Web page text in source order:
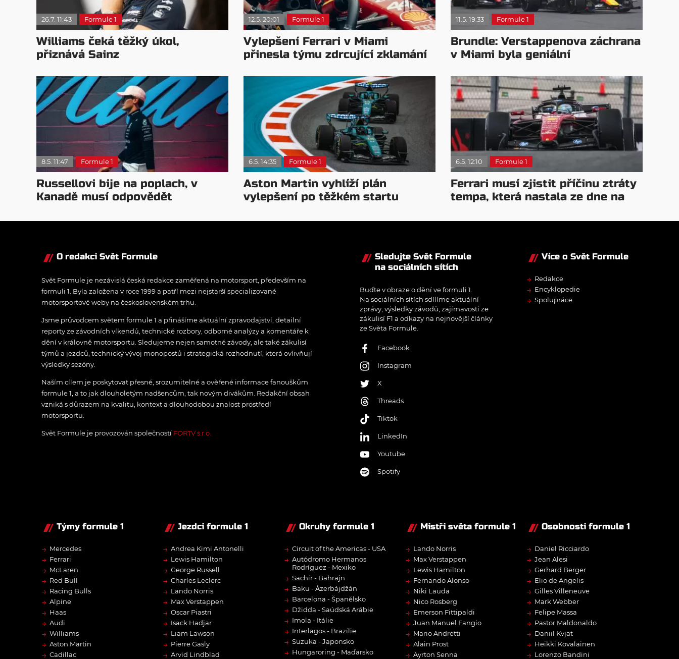
26.7. 11:43 Formule 1
Williams čeká těžký úkol,
přiznává Sainz
12.5. 20:01 Formule 1
Vylepšení Ferrari v Miami
přinesla týmu zdrcující zklamání
11.5. 19:33 Formule 1
Brundle: Verstappenova záchrana
v Miami byla geniální
8.5. 11:47 Formule 1
Russellovi bije na poplach, v
Kanadě musí odpovědět
6.5. 14:35 Formule 1
Aston Martin vyhlíží plán
vylepšení po těžkém startu
6.5. 12:10 Formule 1
Ferrari musí zjistit příčinu ztráty
tempa, která nastala ze dne na
O redakci Svět Formule
Svět Formule je nezávislá česká redakce zaměřená na motorsport, především na
formuli 1. Byla založena v roce 1999 a patří mezi nejstarší specializované
motorsportové weby na československém trhu.
Jsme průvodcem světem formule 1 a přinášíme aktuální zpravodajství, detailní
reporty ze závodních víkendů, technické rozbory, odborné analýzy a komentáře k
dění v královně motorsportu. Sledujeme nejen samotné závody, ale také zákulisí
týmů a jezdců, technický vývoj monopostů i strategická rozhodnutí, která ovlivňují
výsledky sezóny.
Naším cílem je poskytovat přesné, srozumitelné a ověřené informace fanouškům
formule 1, a to jak dlouholetým nadšencům, tak novým divákům. Redakční obsah
vzniká s důrazem na kvalitu, kontext a dlouhodobou znalost prostředí
motorsportu.
Svět Formule je provozován společností FORTV s.r.o.
Sledujte Svět Formule
na sociálních sítích
Buďte v obraze o dění ve formuli 1.
Na sociálních sítích sdílíme aktuální
zprávy, výsledky závodů, zajímavosti ze
zákulisí F1 a odkazy na nejnovější články
ze Světa Formule.
Facebook
Instagram
X
Threads
Tiktok
LinkedIn
Youtube
Spotify
Více o Svět Formule
→ Redakce
→ Encyklopedie
→ Spolupráce
Týmy formule 1
→ Mercedes
→ Ferrari
→ McLaren
→ Red Bull
→ Racing Bulls
→ Alpine
→ Haas
→ Audi
→ Williams
→ Aston Martin
→ Cadillac
Jezdci formule 1
→ Andrea Kimi Antonelli
→ Lewis Hamilton
→ George Russell
→ Charles Leclerc
→ Lando Norris
→ Max Verstappen
→ Oscar Piastri
→ Isack Hadjar
→ Liam Lawson
→ Pierre Gasly
→ Arvid Lindblad
Okruhy formule 1
→ Circuit of the Americas - USA
→ Autódromo Hermanos
Rodríguez - Mexiko
→ Sachír - Bahrajn
→ Baku - Ázerbájdžán
→ Barcelona - Španělsko
→ Džidda - Saúdská Arábie
→ Imola - Itálie
→ Interlagos - Brazílie
→ Suzuka - Japonsko
→ Hungaroring - Maďarsko
Mistři světa formule 1
→ Lando Norris
→ Max Verstappen
→ Lewis Hamilton
→ Fernando Alonso
→ Niki Lauda
→ Nico Rosberg
→ Emerson Fittipaldi
→ Juan Manuel Fangio
→ Mario Andretti
→ Alain Prost
→ Ayrton Senna
Osobnosti formule 1
→ Daniel Ricciardo
→ Jean Alesi
→ Gerhard Berger
→ Elio de Angelis
→ Gilles Villeneuve
→ Mark Webber
→ Felipe Massa
→ Pastor Maldonaldo
→ Daniil Kvjat
→ Heikki Kovalainen
→ Lorenzo Bandini